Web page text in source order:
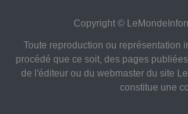
Copyright ©
Toute reproduction ou représentation
procédé que ce soit, des pages
de l'éditeur ou du webmaster du site
constitue une